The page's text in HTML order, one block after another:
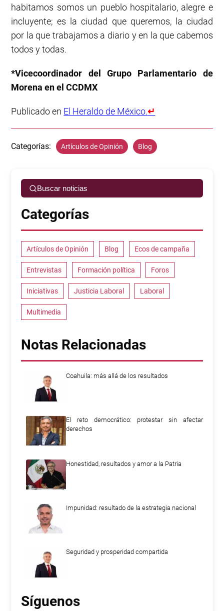
habitamos somos un pueblo hospitalario, alegre e
incluyente; es la ciudad que queremos, la ciudad
por la que trabajamos a diario y en la que cabemos
todos y todas.
*Vicecoordinador del Grupo Parlamentario de
Morena en el CCDMX
Publicado en El Heraldo de México.↵
Categorías: Artículos de Opinión Blog
Buscar noticias
Categorías
Artículos de Opinión Blog Ecos de campaña
Entrevistas Formación política Foros
Iniciativas Justicia Laboral Laboral
Multimedia
Notas Relacionadas
Coahuila: más allá de los resultados
El reto democrático: protestar sin afectar
derechos
Honestidad, resultados y amor a la Patria
Impunidad: resultado de la estrategia nacional
Seguridad y prosperidad compartida
Síguenos